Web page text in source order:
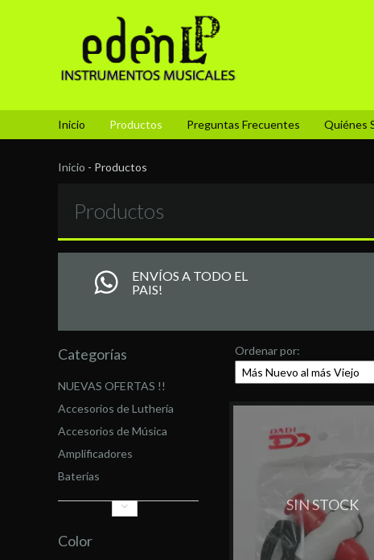
Inicio Productos Preguntas Frecuentes Quiénes
Inicio - Productos
Productos
ENVÍOS A TODO EL
PAIS!
Categorías
NUEVAS OFERTAS !!
Accesorios de Luthería
Accesorios de Música
Amplificadores
Baterías
Color
Ordenar por:
SIN STOCK